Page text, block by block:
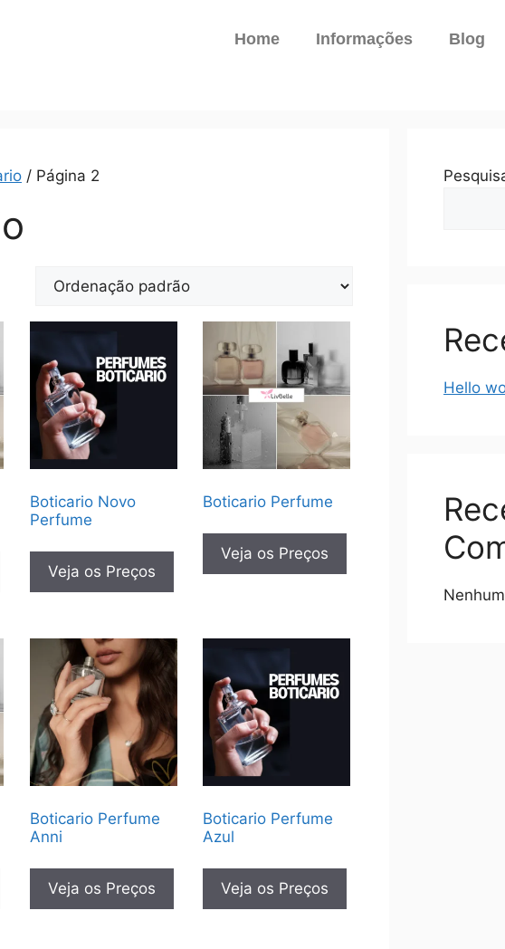
Home Informações Blog
/ Página 2
Boticario Novo
Perfume
Veja os Preços
Boticario Perfume
Veja os Preços
Boticario Perfume
Anni
Veja os Preços
Boticario Perfume
Azul
Veja os Preços
Hello